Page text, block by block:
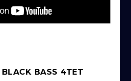
BLACK BASS 4TET